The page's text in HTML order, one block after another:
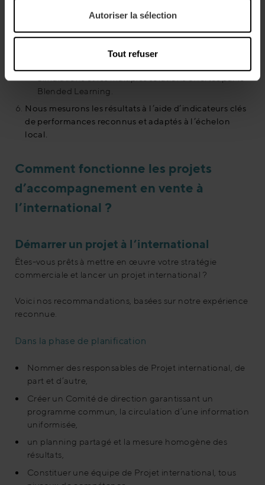
Autoriser la sélection
Tout refuser
Au management de projet centralisé et aux
réunions d’information
Nous employons des techniques
Blended Learning.
Nous mesurons les résultats à l’aide d’indicateurs clés
de performances reconnus et adaptés à l’échelon
local.
Comment fonctionne les projets
d’accompagnement en vente à
l’international ?
Démarrer un projet à l’international
Êtes-vous prêts à mettre en œuvre votre stratégie
commerciale et lancer un projet international ?
Voici nos recommandations, basées sur notre expérience
reconnue.
Dans la phase de planification
Nommer des responsables de Projet international, de
part et d’autre,
Créer un Comité de direction garantissant un
programme commun, la circulation d’une information
uniformisée,
un planning partagé et la mesure homogène des
résultats,
Constituer une équipe de Projet international, tous